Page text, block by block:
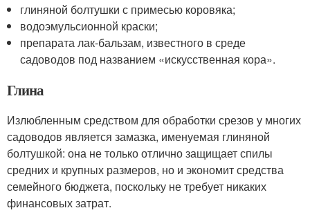
глиняной болтушки с примесью коровяка;
водоэмульсионной краски;
препарата лак-бальзам, известного в среде
садоводов под названием «искусственная кора».
Глина
Излюбленным средством для обработки срезов у многих
садоводов является замазка, именуемая глиняной
болтушкой: она не только отлично защищает спилы
средних и крупных размеров, но и экономит средства
семейного бюджета, поскольку не требует никаких
финансовых затрат.